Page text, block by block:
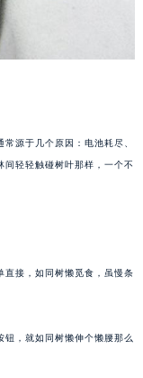
源于几个原因：电池耗尽、
轻轻触碰树叶那样，一个不
直接，如同树懒觅食，虽慢条
，就如同树懒伸个懒腰那么